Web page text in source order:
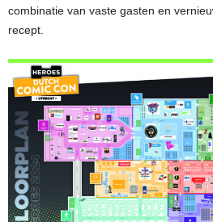
combinatie van vaste gasten en
recept.